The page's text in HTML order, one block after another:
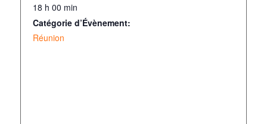
18 h 00 min
Catégorie d’Évènement:
Réunion